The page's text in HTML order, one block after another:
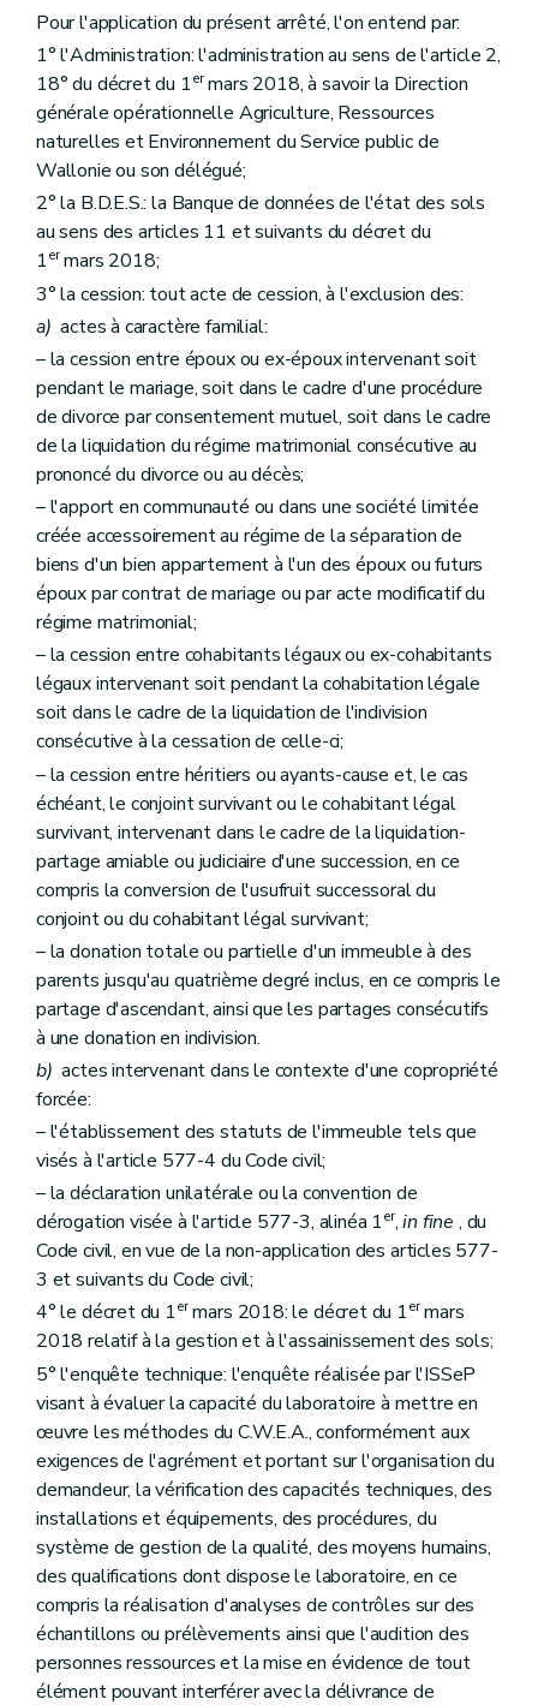
Art. 63
Art. 64
Art. 65
Art. 66
Art. 67
Section 2
De la mise en œuvre des faits générateurs
Sous-section 1re
Des obligations générées à l'occasion d'une demande de permis d'urbanisme, unique ou intégré sur un terrain renseigné dans la banque de données de l'état des sols comme pollué ou potentiellement pollué
Art. 68
Art. 69
Art. 70
Art. 71
Art. 72
Sous-section 2 Des obligations générées à l'occasion de l'exploitation d'une installation ou d'une activité présentant un risque pour le sol
Art. 73
Art. 74
Sous-section 3 Des obligations générées à l'initiative de l'Administration
Art. 75
Art. 76
Section 3 Des dispenses
Art. 77
Art. 78
Art. 79
Chapitre V Du déroulement des investigations et de l'assainissement des terrains
Section 1re
Du Code wallon de bonnes pratiques
Art. 80
Art. 81
Art. 82
Section 2 Du Compendium wallon des méthodes d'échantillonnage et d'analyses
Art. 83
Art. 84
Section 3
De la réalisation des études d'orientation, des études de caractérisation et des études combinées
Sous-section 1re
Du contenu et des modalités de transmission des données et documents à l'Administration
Art. 85
Art. 86
Art. 87
Art. 88
Art. 89
Sous-section 2 Des critères de non-conformité
Art. 90
Sous-section 3 De l'absence de valeurs déterminées pour un polluant
Art. 91
Section 4 Du projet d'assainissement
Art. 92
Art. 93
Art. 94
Section 5 De l'évaluation finale
Art. 95
Du certificat de contrôle du sol
Section 7 Des hypothèses de concertations
Sous-section 1 re
De la concertation en cas de pluralité de titulaires
Sous-section 2 De la concertation entre l'Administration et les instances consultées
Art. 98
Chapitre VI Des subventions
Section 1
De l'objet et des conditions d'octroi de la subvention
Art. 99
Art. 100
Art. 101
Art. 102
Art. 103
Section 2 De la procédure d'octroi de la subvention
Art. 104
Art. 105
Art. 106
Art. 107
Section 3 Du contrôle de la subvention
Art. 108
Chapitre VII Des recours
Art. 109
Chapitre VIII Des dispositions diverses et finales
Section 1re
Des droits de dossier
Art. 110
Section 2 Des sûretés financières
Pour l'application du présent arrêté, l'on entend par:
1° l'Administration: l'administration au sens de l'article 2,
18° du décret du 1ermars 2018, à savoir la Direction
générale opérationnelle Agriculture, Ressources
naturelles et Environnement du Service public de
Wallonie ou son délégué;
2° la B.D.E.S.: la Banque de données de l'état des sols
au sens des articles 11 et suivants du décret du
1ermars 2018;
3° la cession: tout acte de cession, à l'exclusion des:
a) actes à caractère familial:
– la cession entre époux ou ex-époux intervenant soit
pendant le mariage, soit dans le cadre d'une procédure
de divorce par consentement mutuel, soit dans le cadre
de la liquidation du régime matrimonial consécutive au
prononcé du divorce ou au décès;
– l'apport en communauté ou dans une société limitée
créée accessoirement au régime de la séparation de
biens d'un bien appartement à l'un des époux ou futurs
époux par contrat de mariage ou par acte modificatif du
régime matrimonial;
– la cession entre cohabitants légaux ou ex-cohabitants
légaux intervenant soit pendant la cohabitation légale
soit dans le cadre de la liquidation de l'indivision
consécutive à la cessation de celle-ci;
– la cession entre héritiers ou ayants-cause et, le cas
échéant, le conjoint survivant ou le cohabitant légal
survivant, intervenant dans le cadre de la liquidation-
partage amiable ou judiciaire d'une succession, en ce
compris la conversion de l'usufruit successoral du
conjoint ou du cohabitant légal survivant;
– la donation totale ou partielle d'un immeuble à des
parents jusqu'au quatrième degré inclus, en ce compris le
partage d'ascendant, ainsi que les partages consécutifs
à une donation en indivision.
b) actes intervenant dans le contexte d'une copropriété
forcée:
– l'établissement des statuts de l'immeuble tels que
visés à l'article 577-4 du Code civil;
– la déclaration unilatérale ou la convention de
dérogation visée à l'article 577-3, alinéa 1er,in fine , du
Code civil, en vue de la non-application des articles 577-
3 et suivants du Code civil;
4° le décret du 1ermars 2018: le décret du 1ermars
2018 relatif à la gestion et à l'assainissement des sols;
5° l'enquête technique: l'enquête réalisée par l'ISSeP
visant à évaluer la capacité du laboratoire à mettre en
œuvre les méthodes du C.W.E.A., conformément aux
exigences de l'agrément et portant sur l'organisation du
demandeur, la vérification des capacités techniques, des
installations et équipements, des procédures, du
système de gestion de la qualité, des moyens humains,
des qualifications dont dispose le laboratoire, en ce
compris la réalisation d'analyses de contrôles sur des
échantillons ou prélèvements ainsi que l'audition des
personnes ressources et la mise en évidence de tout
élément pouvant interférer avec la délivrance de